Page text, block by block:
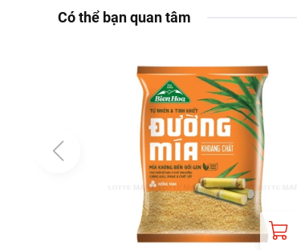
Có thể bạn quan tâm